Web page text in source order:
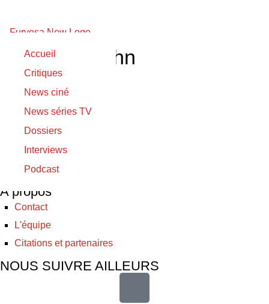
Accueil
Critiques
News ciné
News séries TV
Dossiers
Interviews
Podcast
Robert Vaughn
31/05/2020
31/05/2020
Virus
A propos
Contact
L'équipe
Citations et partenaires
NOUS SUIVRE AILLEURS